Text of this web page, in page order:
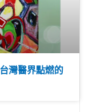
灣醫界點燃的